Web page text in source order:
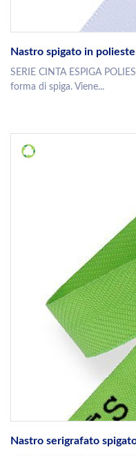
Nastro spigato in
SERIE CINTA ESPIGA
forma di spiga. Viene...
Nastro serigrafato